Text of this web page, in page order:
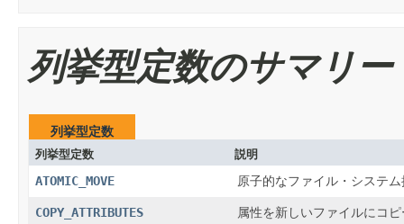
列挙型定数のサマリー
列挙型定数
列挙型定数 説明
ATOMIC_MOVE 原子的なファイル・システ
COPY_ATTRIBUTES 属性を新しいファイルにコ